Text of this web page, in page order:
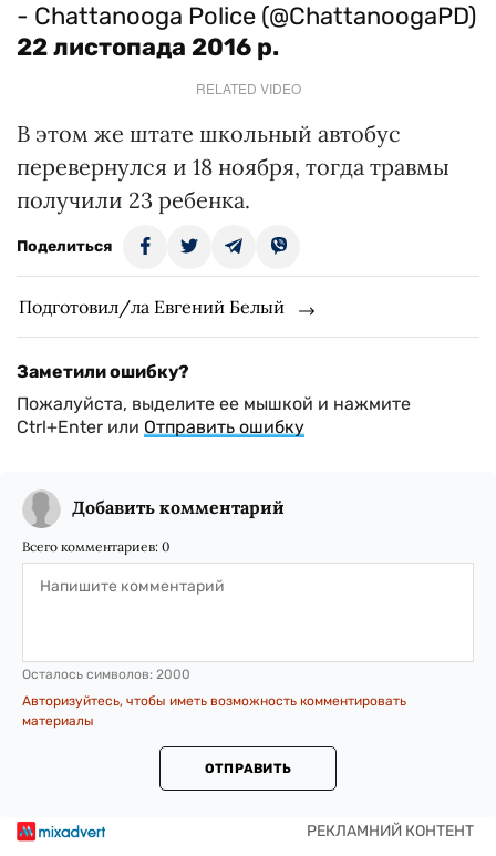
- Chattanooga Police (@ChattanoogaPD)
22 листопада 2016 р.
RELATED VIDEO
В этом же штате школьный автобус
перевернулся и 18 ноября, тогда травмы
получили 23 ребенка.
Поделиться
Подготовил/ла Евгений Белый
Заметили ошибку?
Пожалуйста, выделите ее мышкой и нажмите
Ctrl+Enter или Отправить ошибку
Добавить комментарий
Всего комментариев: 0
Осталось символов: 2000
Авторизуйтесь, чтобы иметь возможность комментировать
материалы
ОТПРАВИТЬ